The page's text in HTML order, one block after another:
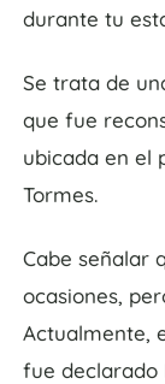
durante tu
Se trata de
que fue
ubicada en el
Tormes.
Cabe señalar
ocasiones,
Actualmente,
fue declarado